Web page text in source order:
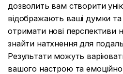
дозволить вам створити
відображають ваші думки
отримати нові перспективи
знайти натхнення для
Результати можуть
вашого настрою та